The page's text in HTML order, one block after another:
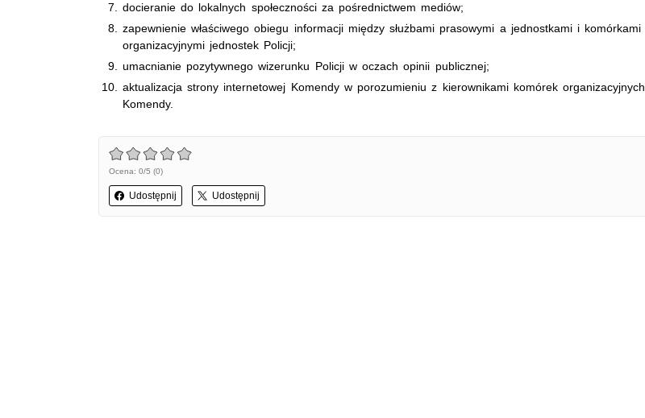
docieranie do lokalnych społeczności za pośrednictwem mediów;
zapewnienie właściwego obiegu informacji między służbami prasowymi a jednostkami i komórkami
organizacyjnymi jednostek Policji;
umacnianie pozytywnego wizerunku Policji w oczach opinii publicznej;
aktualizacja strony internetowej Komendy w porozumieniu z kierownikami komórek organizacyjnych
Komendy.
Ocena: 0/5 (0)
Udostępnij Udostępnij